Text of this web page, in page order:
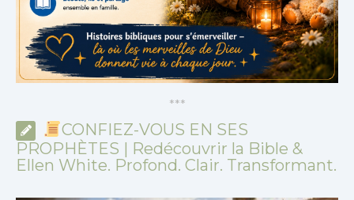
***
CONFIEZ-VOUS EN SES
PROPHÈTES | Redécouvrir la Bible &
Ellen White. Profond. Clair. Transformant.